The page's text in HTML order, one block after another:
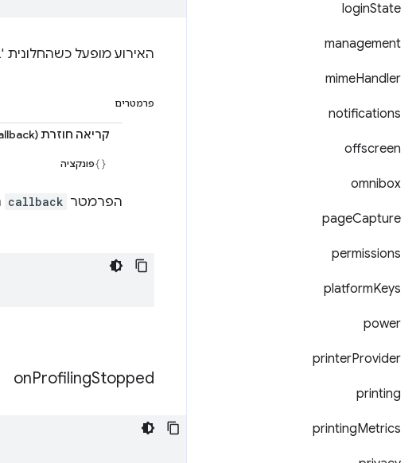
loginState
management
mimeHandler
notifications
offscreen
omnibox
pageCapture
permissions
platformKeys
power
printerProvider
printing
printingMetrics
האירוע מופעל כשהחלונית
פרמטרים
קריאה חוזרת (callback)
פונקציה
הפרמטר callback
onProfilingStopped